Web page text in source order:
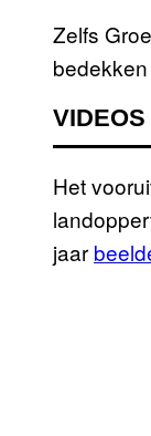
Zelfs
Het
jaar